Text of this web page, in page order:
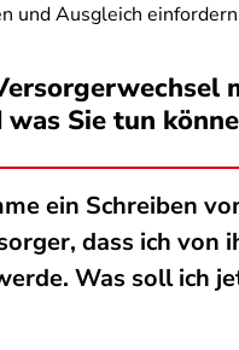
und Ausgleich
Sie tun
ein Schreiben
dass ich von
Was soll ich